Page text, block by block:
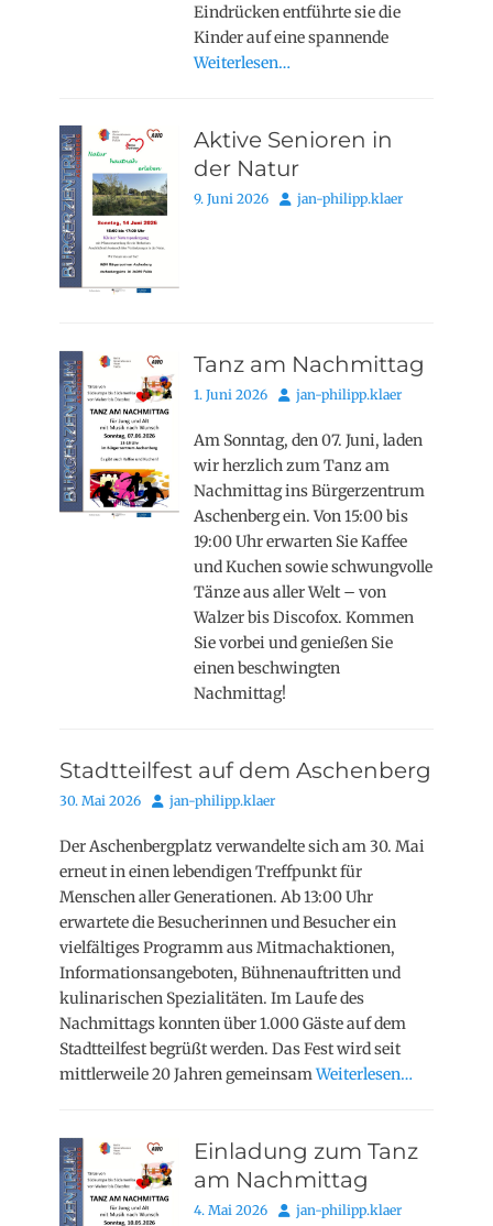
Eindrücken entführte sie die
Kinder auf eine spannende
Weiterlesen…
Aktive Senioren in
der Natur
Posted
9. Juni 2026 Autorjan-philipp.klaer
Tanz am Nachmittag
Posted
1. Juni 2026 Autorjan-philipp.klaer
Am Sonntag, den 07. Juni, laden
wir herzlich zum Tanz am
Nachmittag ins Bürgerzentrum
Aschenberg ein. Von 15:00 bis
19:00 Uhr erwarten Sie Kaffee
und Kuchen sowie schwungvolle
Tänze aus aller Welt – von
Walzer bis Discofox. Kommen
Sie vorbei und genießen Sie
einen beschwingten
Nachmittag!
Stadtteilfest auf dem Aschenberg
Posted
30. Mai 2026 Autorjan-philipp.klaer
Der Aschenbergplatz verwandelte sich am 30. Mai
erneut in einen lebendigen Treffpunkt für
Menschen aller Generationen. Ab 13:00 Uhr
erwartete die Besucherinnen und Besucher ein
vielfältiges Programm aus Mitmachaktionen,
Informationsangeboten, Bühnenauftritten und
kulinarischen Spezialitäten. Im Laufe des
Nachmittags konnten über 1.000 Gäste auf dem
Stadtteilfest begrüßt werden. Das Fest wird seit
mittlerweile 20 Jahren gemeinsamWeiterlesen…
Einladung zum Tanz
am Nachmittag
Posted
4. Mai 2026 Autorjan-philipp.klaer